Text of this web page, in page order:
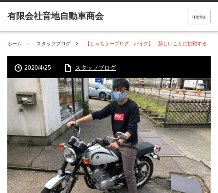
menu
ホーム スタッフブログ 【しゃちょーブログ バイク】 新しいことに挑戦する
2020/4/25 スタッフブログ